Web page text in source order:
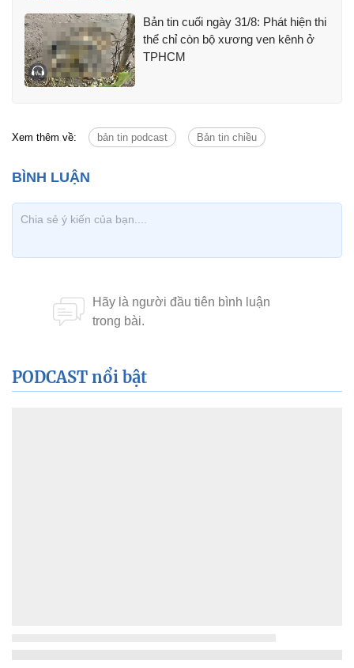
Bản tin cuối ngày 31/8: Phát hiện thi
thể chỉ còn bộ xương ven kênh ở
TPHCM
Xem thêm về: bản tin podcast Bản tin chiều
PODCAST nổi bật